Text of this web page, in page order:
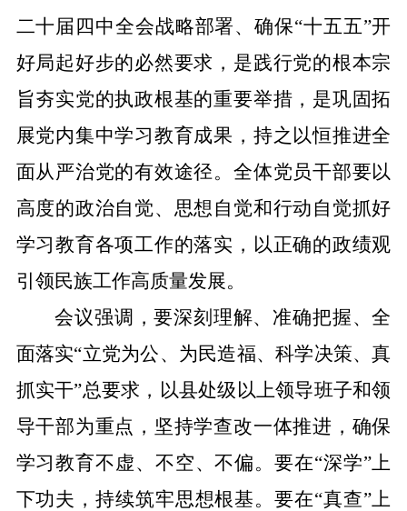
二十届四中全会战略部署、确保“十五五”开
好局起好步的必然要求，是践行党的根本宗
旨夯实党的执政根基的重要举措，是巩固拓
展党内集中学习教育成果，持之以恒推进全
面从严治党的有效途径。全体党员干部要以
高度的政治自觉、思想自觉和行动自觉抓好
学习教育各项工作的落实，以正确的政绩观
引领民族工作高质量发展。
会议强调，要深刻理解、准确把握、全
面落实“立党为公、为民造福、科学决策、真
抓实干”总要求，以县处级以上领导班子和领
导干部为重点，坚持学查改一体推进，确保
学习教育不虚、不空、不偏。要在“深学”上
下功夫，持续筑牢思想根基。要在“真查”上